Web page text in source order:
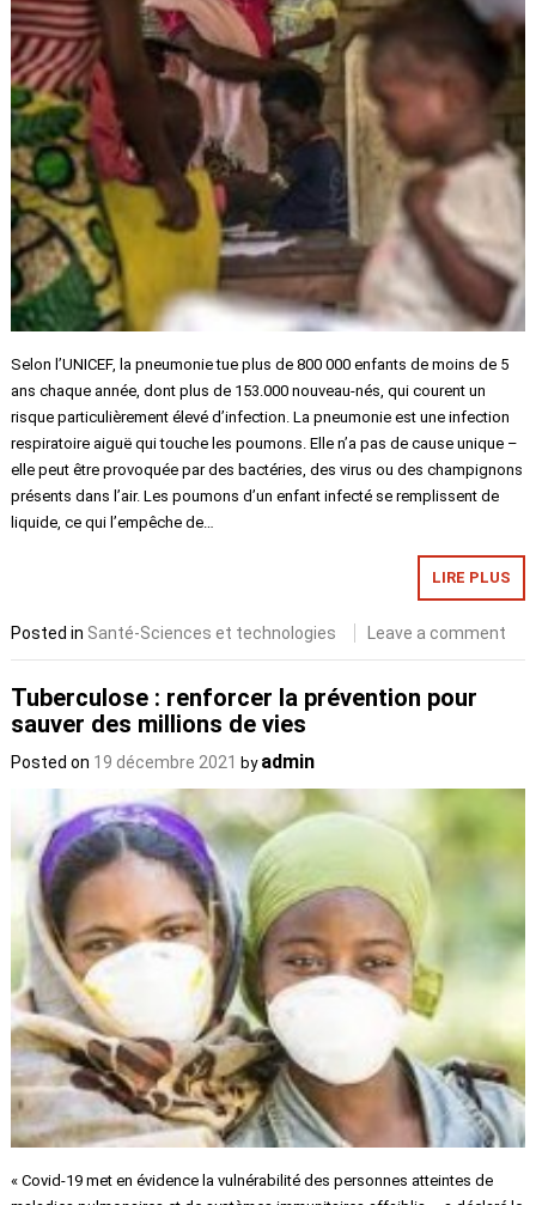
Selon l’UNICEF, la pneumonie tue plus de 800 000 enfants de moins de 5
ans chaque année, dont plus de 153.000 nouveau-nés, qui courent un
risque particulièrement élevé d’infection. La pneumonie est une infection
respiratoire aiguë qui touche les poumons. Elle n’a pas de cause unique –
elle peut être provoquée par des bactéries, des virus ou des champignons
présents dans l’air. Les poumons d’un enfant infecté se remplissent de
liquide, ce qui l’empêche de…
LIRE PLUS
Posted in Santé-Sciences et technologies Leave a comment
Tuberculose : renforcer la prévention pour
sauver des millions de vies
Posted on 19 décembre 2021 by admin
« Covid-19 met en évidence la vulnérabilité des personnes atteintes de